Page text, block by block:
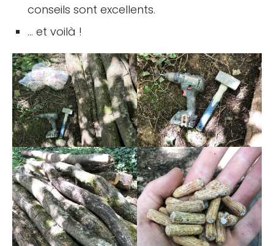
conseils sont excellents.
… et voilà !